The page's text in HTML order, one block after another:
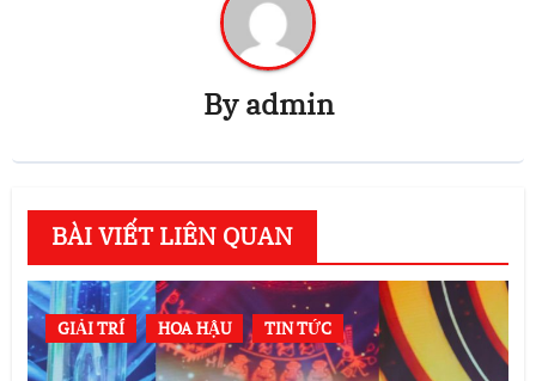
Byadmin
BÀI VIẾT LIÊN QUAN
GIẢI TRÍ HOA HẬU TIN TỨC